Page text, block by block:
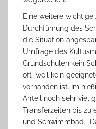
Eine weitere
Durchführung des
die Situation
Umfrage des
Grundschulen kein
oft, weil kein
vorhanden ist. Im
Anteil noch sehr viel
Transferzeiten bis zu
und Schwimmbad.